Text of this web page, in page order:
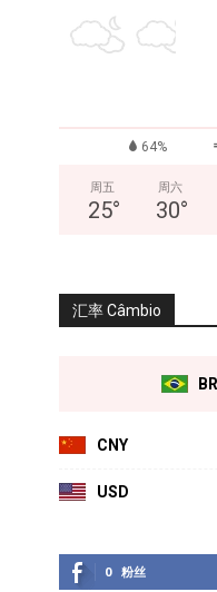
64%
周五
25°
周六
30°
汇率 Câmbio
CNY
USD
0 粉丝